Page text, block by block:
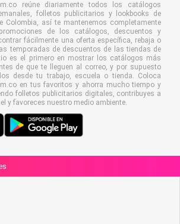
reúne diariamente todos los catálogos
folletos publicitarios y lookbooks de
Colombia, así te mantenemos completamente
de los catálogos, descuentos y
fácilmente una oferta específica, rebaja o
temporadas de descuentos de las tiendas de
es el primero en mostrar los catálogos más
de que te lleguen al correo, y por supuesto
desde tu trabajo, escuela o tienda. Coloca
en tus favoritos y ahorra mucho tiempo y
folletos publicitarios digitales, contribuyes a
y favoreces nuestro medio ambiente.